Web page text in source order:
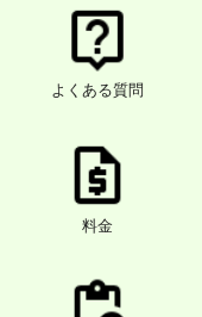
よくある質問
料金